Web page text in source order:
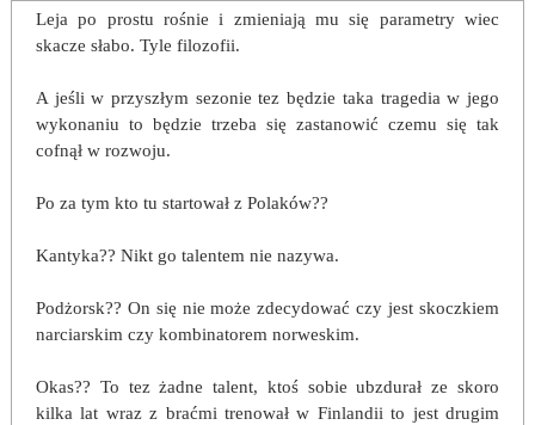
Leja po prostu rośnie i zmieniają mu się parametry wiec
skacze słabo. Tyle filozofii.
A jeśli w przyszłym sezonie tez będzie taka tragedia w jego
wykonaniu to będzie trzeba się zastanowić czemu się tak
cofnął w rozwoju.
Po za tym kto tu startował z Polaków??
Kantyka?? Nikt go talentem nie nazywa.
Podżorsk?? On się nie może zdecydować czy jest skoczkiem
narciarskim czy kombinatorem norweskim.
Okas?? To tez żadne talent, ktoś sobie ubzdurał ze skoro
kilka lat wraz z braćmi trenował w Finlandii to jest drugim